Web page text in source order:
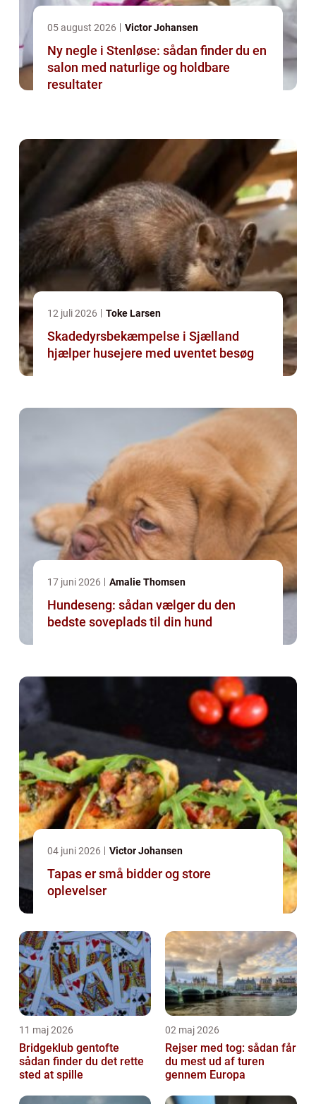
05 august 2026 Victor Johansen
Ny negle i Stenløse: sådan finder du en
salon med naturlige og holdbare
resultater
12 juli 2026 Toke Larsen
Skadedyrsbekæmpelse i Sjælland
hjælper husejere med uventet besøg
17 juni 2026 Amalie Thomsen
Hundeseng: sådan vælger du den
bedste soveplads til din hund
04 juni 2026 Victor Johansen
Tapas er små bidder og store
oplevelser
11 maj 2026
Bridgeklub gentofte
sådan finder du det rette
sted at spille
02 maj 2026
Rejser med tog: sådan får
du mest ud af turen
gennem Europa